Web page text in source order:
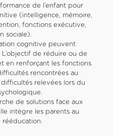
de l’enfant pour
(intelligence, mémoire,
fonctions exécutive,
sociale).
cognitive peuvent
de réduire ou de
en renforçant les fonctions
rencontrées au
relevées lors du
de solutions face aux
intègre les parents au
rééducation.